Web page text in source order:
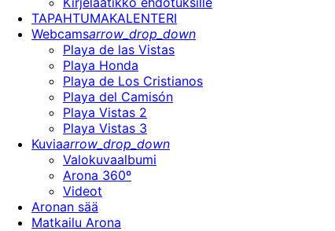
TAPAHTUMAKALENTERI
Webcamsarrow_drop_down
Playa de las Vistas
Playa Honda
Playa de Los Cristianos
Playa del Camisón
Playa Vistas 2
Playa Vistas 3
Kuviaarrow_drop_down
Valokuvaalbumi
Arona 360º
Videot
Aronan sää
Matkailu Arona